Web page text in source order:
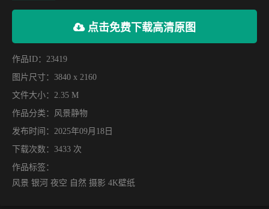
点击免费下载高清原图
作品ID：23419
图片尺寸：3840 x 2160
文件大小：2.35 M
作品分类： 风景静物
发布时间：2025年09月18日
下载次数：3433 次
作品标签：
风景 银河 夜空 自然 摄影 4K壁纸